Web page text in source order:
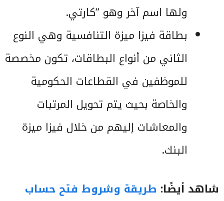
ولها اسم آخر وهو “كارتي.
بطاقة فيزا ميزة التنافسية وهي النوع
الثاني من أنواع البطاقات، تكون مخصصة
للموظفين في القطاعات الحكومية
والخاصة بحيث يتم تحويل المرتبات
والمعاشات إليهم من خلال فيزا ميزة
البنك.
شاهد أيضًا: طريقة وشروط فتح حساب